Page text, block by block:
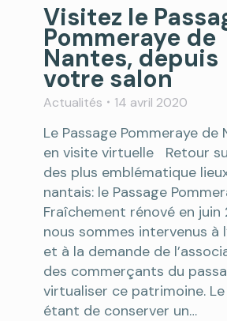
Visitez le
Pommeraye de
Nantes, depuis
votre salon
Actualités 14 avril 2020
Le Passage Pommeraye de
en visite virtuelle Retour
des plus emblématique
nantais: le Passage
Fraîchement rénové en juin
nous sommes intervenus à
et à la demande de
des commerçants du
virtualiser ce patrimoine.
étant de conserver un…